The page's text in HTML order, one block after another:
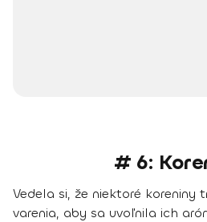
# 6:
Vedela si, že niektoré koreniny
varenia, aby sa uvoľnila ich